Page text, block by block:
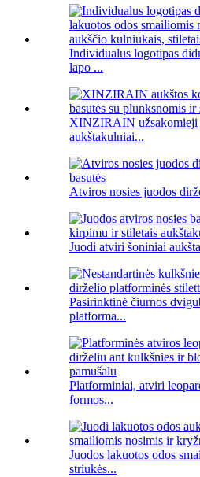
Individualus logotipas
lapo ...
XINZIRAIN užsakomieji
aukštakulniai...
Atviros nosies juodos
Juodi atviri šoniniai
Pasirinktinė čiurnos
platforma...
Platforminiai, atviri
formos...
Juodos lakuotos odos
striukės...